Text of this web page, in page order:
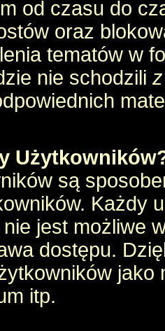
od czasu do
oraz
tematów w
nie schodzili
są
Każdy
jest możliwe
dostępu.
itp.